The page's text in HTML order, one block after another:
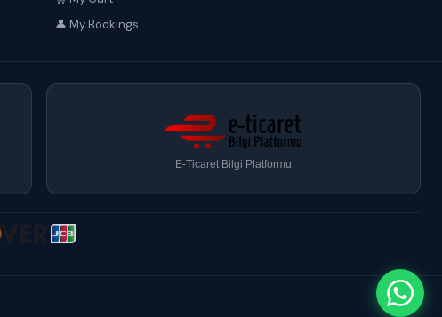
👤 My Bookings
E-Ticaret Bilgi Platformu